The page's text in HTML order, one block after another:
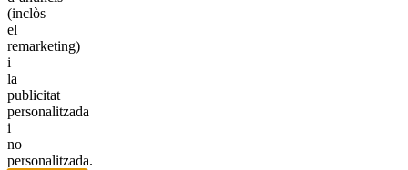
(inclòs
el
remarketing)
i
la
publicitat
personalitzada
i
no
personalitzada.